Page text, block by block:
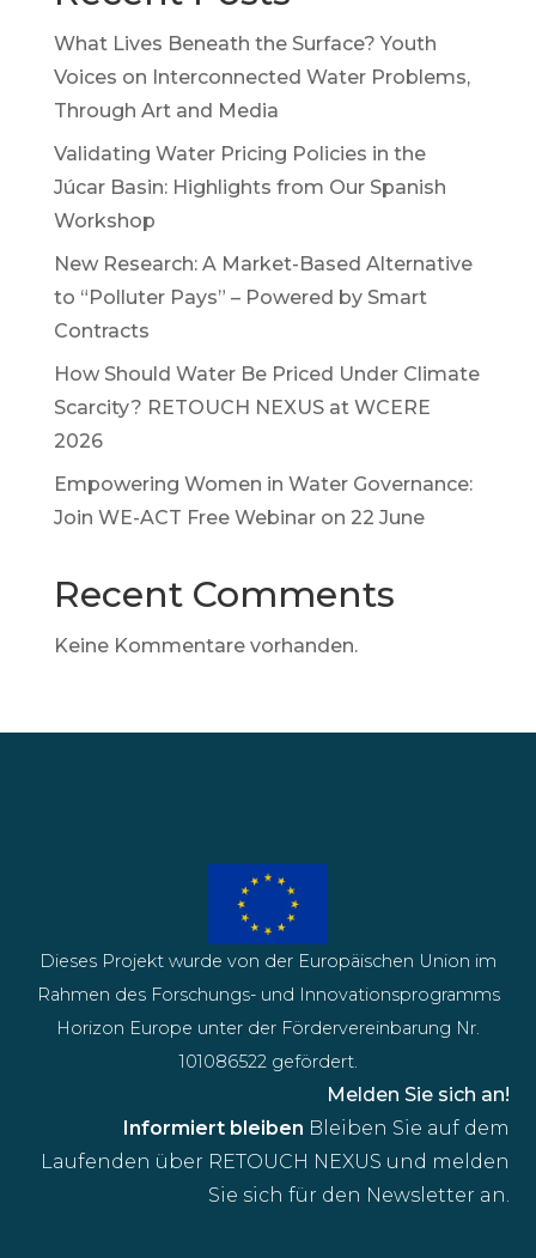
What Lives Beneath the Surface? Youth
Voices on Interconnected Water Problems,
Through Art and Media
Validating Water Pricing Policies in the
Júcar Basin: Highlights from Our Spanish
Workshop
New Research: A Market-Based Alternative
to “Polluter Pays” – Powered by Smart
Contracts
How Should Water Be Priced Under Climate
Scarcity? RETOUCH NEXUS at WCERE
2026
Empowering Women in Water Governance:
Join WE-ACT Free Webinar on 22 June
Recent Comments
Keine Kommentare vorhanden.
Informiert bleiben Bleiben Sie auf dem
Laufenden über RETOUCH NEXUS und melden
Sie sich für den Newsletter an.
Melden Sie sich an!
Dieses Projekt wurde von der Europäischen Union im
Rahmen des Forschungs- und Innovationsprogramms
Horizon Europe unter der Fördervereinbarung Nr.
101086522 gefördert.